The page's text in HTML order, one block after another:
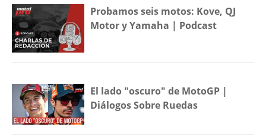
Probamos seis motos: Kove, QJ
Motor y Yamaha | Podcast
El lado "oscuro" de MotoGP |
Diálogos Sobre Ruedas